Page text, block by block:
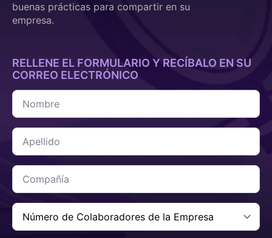
buenas prácticas para compartir en su
empresa.
RELLENE EL FORMULARIO Y RECÍBALO EN SU
CORREO ELECTRÓNICO
Nombre
Apellido
Compañía
Número
Colaboradores